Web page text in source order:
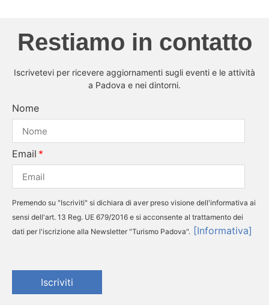
Restiamo in contatto
Iscrivetevi per ricevere aggiornamenti sugli eventi e le attività
a Padova e nei dintorni.
Nome
Email
Premendo su "Iscriviti" si dichiara di aver preso visione dell'informativa ai
sensi dell'art. 13 Reg. UE 679/2016 e si acconsente al trattamento dei
dati per l'iscrizione alla Newsletter "Turismo Padova". [Informativa]
Iscriviti